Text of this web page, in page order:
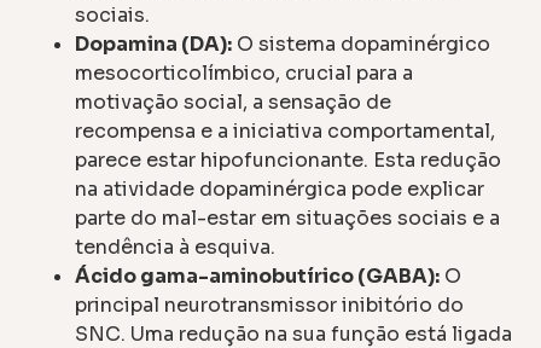
sociais.
Dopamina (DA): O sistema dopaminérgico
mesocorticolímbico, crucial para a
motivação social, a sensação de
recompensa e a iniciativa comportamental,
parece estar hipofuncionante. Esta redução
na atividade dopaminérgica pode explicar
parte do mal-estar em situações sociais e a
tendência à esquiva.
Ácido gama-aminobutírico (GABA): O
principal neurotransmissor inibitório do
SNC. Uma redução na sua função está ligada